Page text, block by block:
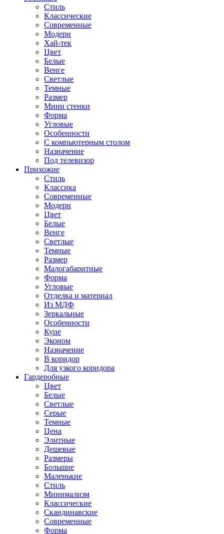
Стиль
Классические
Современные
Модерн
Хай-тек
Цвет
Белые
Венге
Светлые
Темные
Размер
Мини стенки
Форма
Угловые
Особенности
С компьютерным столом
Назначение
Под телевизор
Прихожие
Стиль
Классика
Современные
Модерн
Цвет
Белые
Венге
Светлые
Темные
Размер
Малогабаритные
Форма
Угловые
Отделка и материал
Из МДФ
Зеркальные
Особенности
Купе
Эконом
Назначение
В коридор
Для узкого коридора
Гардеробные
Цвет
Белые
Светлые
Серые
Темные
Цена
Элитные
Дешевые
Размеры
Большие
Маленькие
Стиль
Минимализм
Классические
Скандинавские
Современные
Форма